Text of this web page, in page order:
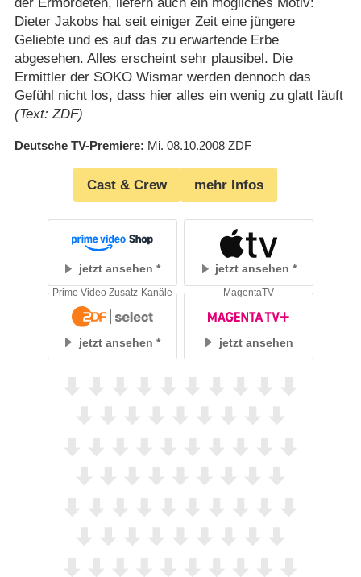
Dieter Jakobs hat seit einiger Zeit eine jüngere
Geliebte und es auf das zu erwartende Erbe
abgesehen. Alles erscheint sehr plausibel. Die
Ermittler der SOKO Wismar werden dennoch das
Gefühl nicht los, dass hier alles ein wenig zu glatt läuft
(Text: ZDF)
Deutsche TV-Premiere Mi. 08.10.2008 ZDF
Cast & Crew mehr Infos
jetzt ansehen jetzt ansehen
jetzt ansehen
Prime Video Zusatz-Kanäle
jetzt ansehen
MagentaTV